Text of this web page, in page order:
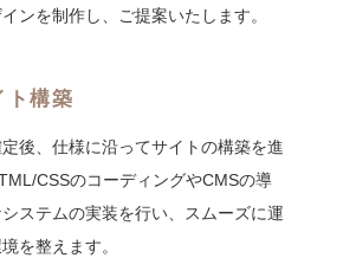
ンを制作し、ご提案いたします。
ト構築
後、仕様に沿ってサイトの構築を進
CSSのコーディングやCMSの導
システムの実装を行い、スムーズに運
を整えます。